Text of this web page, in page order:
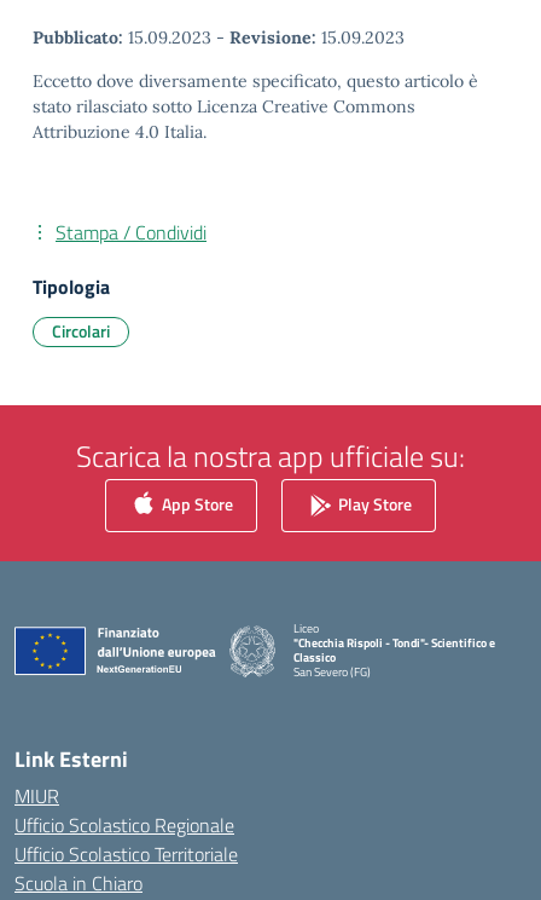
Pubblicato: 15.09.2023 - Revisione: 15.09.2023
Eccetto dove diversamente specificato, questo articolo è
stato rilasciato sotto Licenza Creative Commons
Attribuzione 4.0 Italia.
Stampa / Condividi
Tipologia
Circolari
Scarica la nostra app ufficiale su:
App Store Play Store
Liceo
"Checchia Rispoli - Tondi"- Scientifico e
Classico
San Severo (FG)
Link Esterni
MIUR
Ufficio Scolastico Regionale
Ufficio Scolastico Territoriale
Scuola in Chiaro